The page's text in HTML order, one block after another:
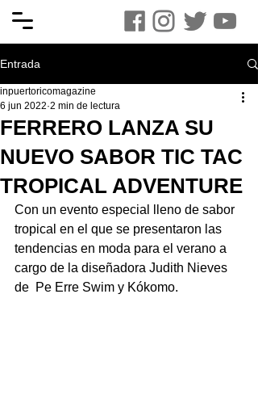
Entrada
FERRERO LANZA SU
NUEVO SABOR TIC TAC
TROPICAL ADVENTURE
inpuertoricomagazine
6 jun 2022 2 min de lectura
Con un evento especial lleno de sabor
tropical en el que se presentaron las
tendencias en moda para el verano a
cargo de la diseñadora Judith Nieves
de  Pe Erre Swim y Kókomo.